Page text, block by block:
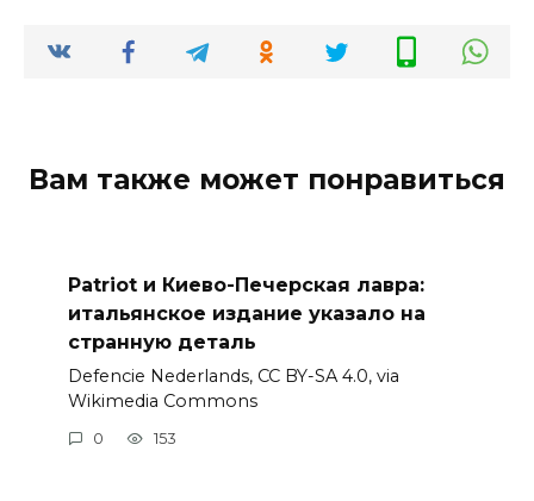
Вам также может понравиться
Patriot и Киево-Печерская лавра:
итальянское издание указало на
странную деталь
Defencie Nederlands, CC BY-SA 4.0, via
Wikimedia Commons
0 153